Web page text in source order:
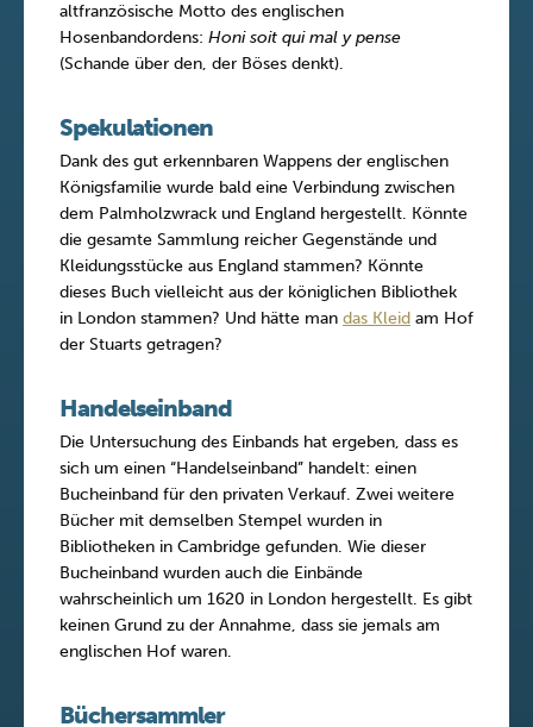
altfranzösische Motto des englischen
Hosenbandordens: Honi soit qui mal y pense
(Schande über den, der Böses denkt).
Spekulationen
Dank des gut erkennbaren Wappens der englischen
Königsfamilie wurde bald eine Verbindung zwischen
dem Palmholzwrack und England hergestellt. Könnte
die gesamte Sammlung reicher Gegenstände und
Kleidungsstücke aus England stammen? Könnte
dieses Buch vielleicht aus der königlichen Bibliothek
in London stammen? Und hätte man das Kleid am Hof
der Stuarts getragen?
Handelseinband
Die Untersuchung des Einbands hat ergeben, dass es
sich um einen “Handelseinband” handelt: einen
Bucheinband für den privaten Verkauf. Zwei weitere
Bücher mit demselben Stempel wurden in
Bibliotheken in Cambridge gefunden. Wie dieser
Bucheinband wurden auch die Einbände
wahrscheinlich um 1620 in London hergestellt. Es gibt
keinen Grund zu der Annahme, dass sie jemals am
englischen Hof waren.
Büchersammler